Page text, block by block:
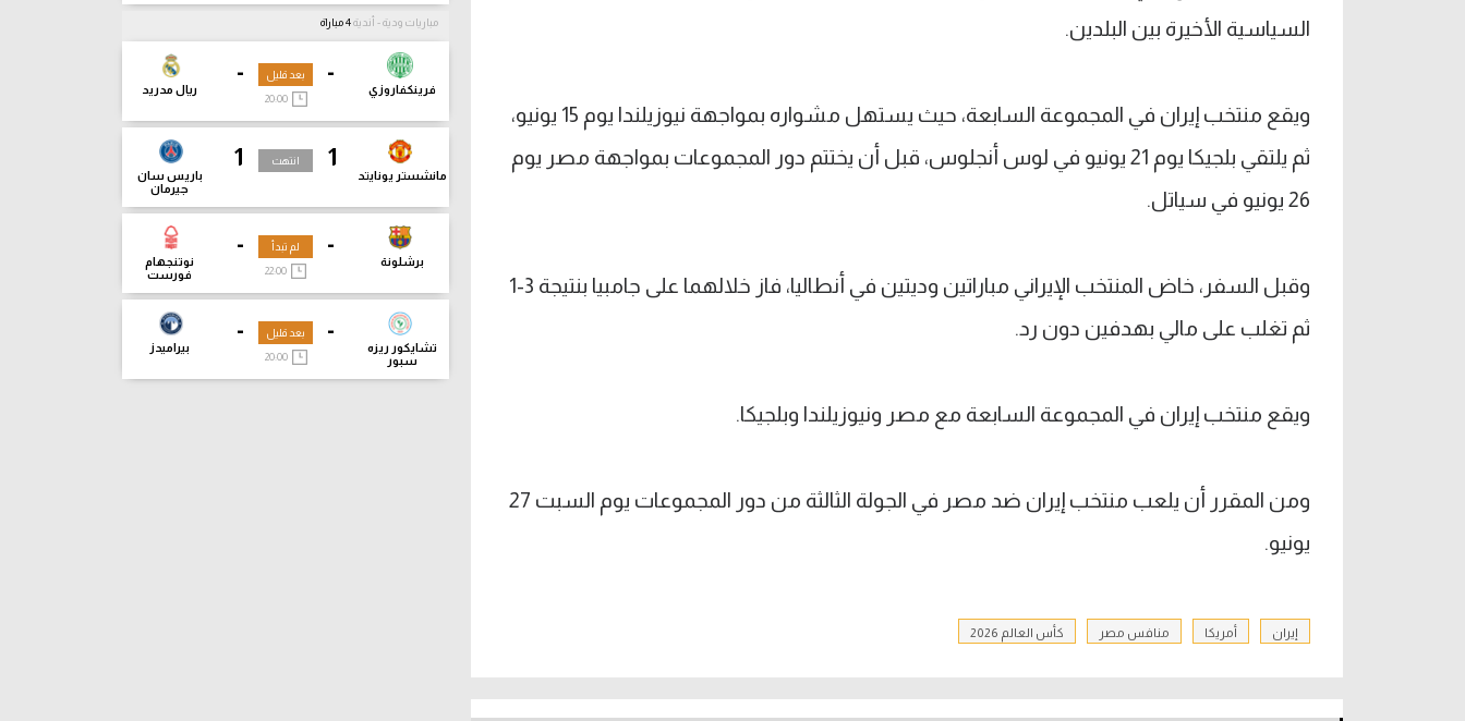
السياسية الأخيرة بين البلدين.
ويقع منتخب إيران في المجموعة السابعة، حيث يستهل مشواره بمواجهة نيوزيلندا يوم 15 يونيو،
ثم يلتقي بلجيكا يوم 21 يونيو في لوس أنجلوس، قبل أن يختتم دور المجموعات بمواجهة مصر يوم
26 يونيو في سياتل.
وقبل السفر، خاض المنتخب الإيراني مباراتين وديتين في أنطاليا، فاز خلالهما على جامبيا بنتيجة 3-1
ثم تغلب على مالي بهدفين دون رد.
ويقع منتخب إيران في المجموعة السابعة مع مصر ونيوزيلندا وبلجيكا.
ومن المقرر أن يلعب منتخب إيران ضد مصر في الجولة الثالثة من دور المجموعات يوم السبت 27
يونيو.
إيران أمريكا منافس مصر كأس العالم 2026
مباريات ودية - أندية
-
فرينكفاروزي
-
ريال مدريد
بعد قليل
20:00
1
مانشستر يونايتد
1
باريس سان
جيرمان
انتهت
-
برشلونة
-
نوتنجهام
فورست
لم تبدأ
-
تشايكور ريزه
سبور
-
بيراميدز
بعد قليل
20:00